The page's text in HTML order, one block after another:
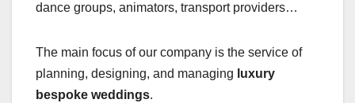
dance groups, animators, transport providers…
The main focus of our company is the service of
planning, designing, and managing luxury
bespoke weddings.